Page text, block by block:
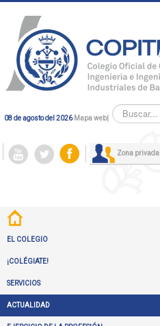
08 de agosto del 2026 Mapa web|
Buscar...
Zona privada
EL COLEGIO
¡COLÉGIATE!
SERVICIOS
ACTUALIDAD